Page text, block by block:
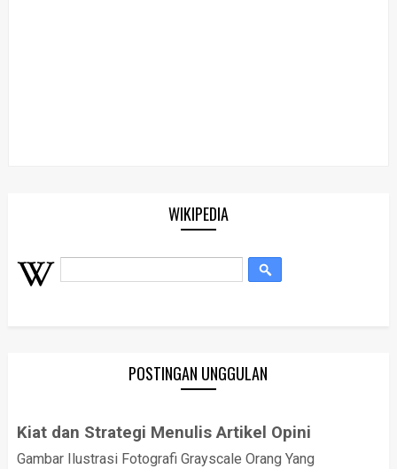
WIKIPEDIA
POSTINGAN UNGGULAN
Kiat dan Strategi Menulis Artikel Opini
Gambar Ilustrasi Fotografi Grayscale Orang Yang